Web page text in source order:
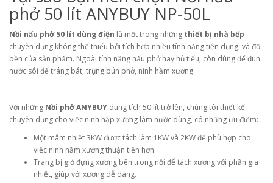
phở 50 lít ANYBUY NP-50L
Nồi nấu phở 50 lít dùng điện là một trong những thiết bị nhà bếp
chuyên dụng không thể thiếu bởi tích hợp nhiều tính năng tiện dụng, và độ
bền của sản phẩm. Ngoài tính năng nấu phở hay hủ tiếu, còn dùng để đun
nước sôi để tráng bát, trụng bún phở, ninh hầm xương
Với những Nồi phở ANYBUY dung tích 50 lít trở lên, chúng tôi thiết kế
chuyên dụng cho việc ninh hập xương làm nước dùng, có những ưu điểm:
Một mâm nhiệt 3KW được tách làm 1KW và 2KW để phù hợp cho
việc ninh hầm xương thuận tiện hơn.
Trang bị giỏ đựng xương bên trong nồi để tách xương với phần gia
nhiệt, giúp với xương dễ dàng.